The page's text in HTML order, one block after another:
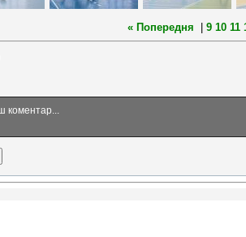
« Попередня | 9 10 11